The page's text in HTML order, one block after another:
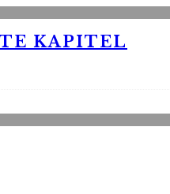
KAPITEL